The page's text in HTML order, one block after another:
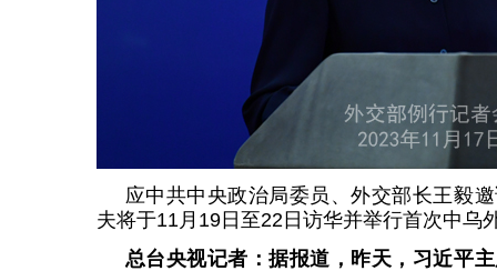
应中共中央政治局委员、外交部长王毅
夫将于11月19日至22日访华并举行首次中乌
总台央视记者：据报道，昨天，习近平